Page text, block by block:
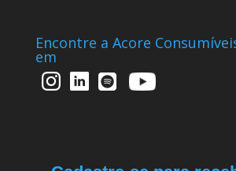
Encontre a Acore
em